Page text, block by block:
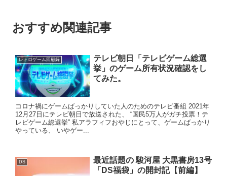
おすすめ関連記事
レトロゲーム回顧録
テレビ朝日「テレビゲーム総選
挙」のゲーム所有状況確認をし
てみた。
コロナ禍にゲームばっかりしていた人のためのテレビ番組 2021年
12月27日にテレビ朝日で放送された、 “国民5万人がガチ投票！テ
レビゲーム総選挙” 私アラフィフおやじにとって、ゲームばっかり
やっている、 いやゲー...
DS
最近話題の 駿河屋 大黒書房13号
「DS福袋」の開封記【前編】